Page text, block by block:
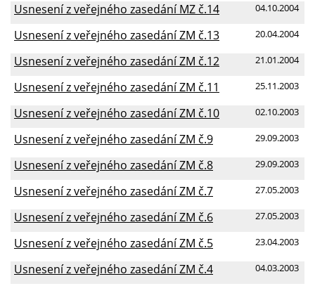
04.10.2004
Usnesení z veřejného zasedání MZ č.14
20.04.2004
Usnesení z veřejného zasedání ZM č.13
21.01.2004
Usnesení z veřejného zasedání ZM č.12
25.11.2003
Usnesení z veřejného zasedání ZM č.11
02.10.2003
Usnesení z veřejného zasedání ZM č.10
29.09.2003
Usnesení z veřejného zasedání ZM č.9
29.09.2003
Usnesení z veřejného zasedání ZM č.8
27.05.2003
Usnesení z veřejného zasedání ZM č.7
27.05.2003
Usnesení z veřejného zasedání ZM č.6
23.04.2003
Usnesení z veřejného zasedání ZM č.5
04.03.2003
Usnesení z veřejného zasedání ZM č.4